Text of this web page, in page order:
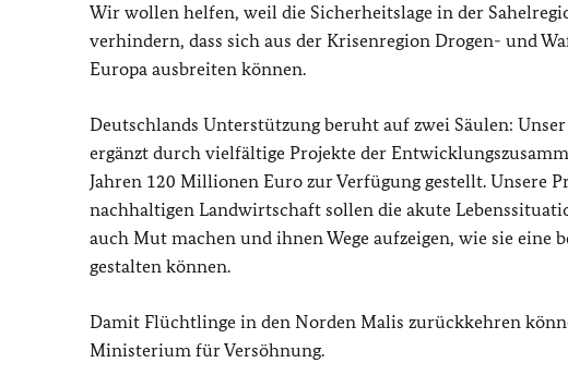
Wir wollen helfen, weil die Sicherheitslage in der
verhindern, dass sich aus der Krisenregion Drogen- und
Europa ausbreiten können.
Deutschlands Unterstützung beruht auf zwei Säulen:
ergänzt durch vielfältige Projekte der
Jahren 120 Millionen Euro zur Verfügung gestellt. Unsere
nachhaltigen Landwirtschaft sollen die akute
auch Mut machen und ihnen Wege aufzeigen, wie sie
gestalten können.
Damit Flüchtlinge in den Norden Malis zurückkehren
Ministerium für Versöhnung.